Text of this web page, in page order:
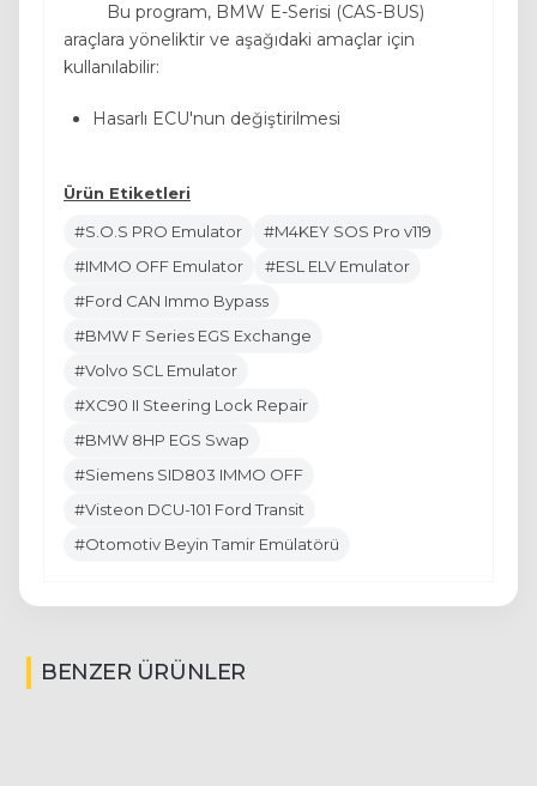
Bu program, BMW E-Serisi (CAS-BUS)
araçlara yöneliktir ve aşağıdaki amaçlar için
kullanılabilir:
Hasarlı ECU'nun değiştirilmesi
Ürün Etiketleri
#S.O.S PRO Emulator
#M4KEY SOS Pro v119
#IMMO OFF Emulator
#ESL ELV Emulator
#Ford CAN Immo Bypass
#BMW F Series EGS Exchange
#Volvo SCL Emulator
#XC90 II Steering Lock Repair
#BMW 8HP EGS Swap
#Siemens SID803 IMMO OFF
#Visteon DCU-101 Ford Transit
#Otomotiv Beyin Tamir Emülatörü
BENZER ÜRÜNLER